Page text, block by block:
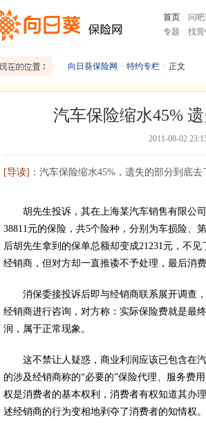
首页 问
专题
找营
向日葵保险网 > 特约专栏 > 正文
汽车保险缩水45%
2011-08-02
[导读] ：汽车保险缩水45%，遗失的部分到底
胡先生投诉，其在上海某汽车销售有限公司
38811元的保险，共5个险种，分别为车损险、
后胡先生拿到的保单总额却变成21231元，不
经销商，但对方却一直推诿不予处理，最后消
消保委接投诉后即与经销商联系展开调查，
经销商进行咨询，对方称：实际保险费就是最
润，属于正常现象。
这不禁让人疑惑，商业利润应该已包含在汽
的涉及经销商称的“必要的”保险代理、服务费
权是消费者的基本权利，消费者有权知道其办
述经销商的行为变相地剥夺了消费者的知情权